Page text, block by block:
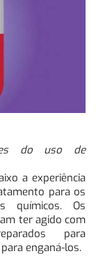
do uso de
a experiência
para os
químicos. Os
ter agido com
para
enganá-los.